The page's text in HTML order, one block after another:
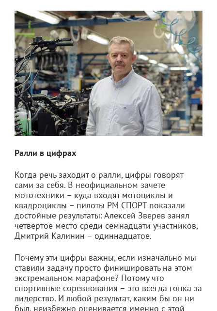
Ралли в цифрах
Когда речь заходит о ралли, цифры говорят
сами за себя. В неофициальном зачете
мототехники – куда входят мотоциклы и
квадроциклы – пилоты РМ СПОРТ показали
достойные результаты: Алексей Зверев занял
четвертое место среди семнадцати участников,
Дмитрий Калинин – одиннадцатое.
Почему эти цифры важны, если изначально мы
ставили задачу просто финишировать на этом
экстремальном марафоне? Потому что
спортивные соревнования – это всегда гонка за
лидерство. И любой результат, каким бы он ни
был, неизбежно оценивается именно с этой